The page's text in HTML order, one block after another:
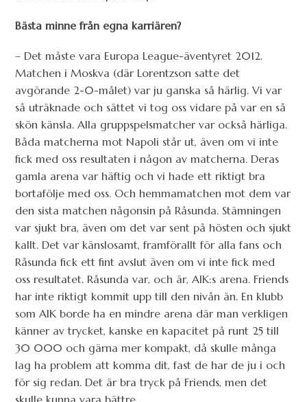
Bästa minne från egna karriären?
– Det måste vara Europa League-äventyret 2012.
Matchen i Moskva (där Lorentzson satte det
avgörande 2-0-målet) var ju ganska så härlig. Vi var
så uträknade och sättet vi tog oss vidare på var en så
skön känsla. Alla gruppspelsmatcher var också härliga.
Båda matcherna mot Napoli står ut, även om vi inte
fick med oss resultaten i någon av matcherna. Deras
gamla arena var häftig och vi hade ett riktigt bra
bortafölje med oss. Och hemmamatchen mot dem var
den sista matchen någonsin på Råsunda. Stämningen
var sjukt bra, även om det var sent på hösten och sjukt
kallt. Det var känslosamt, framförallt för alla fans och
Råsunda fick ett fint avslut även om vi inte fick med
oss resultatet. Råsunda var, och är, AIK:s arena. Friends
har inte riktigt kommit upp till den nivån än. En klubb
som AIK borde ha en mindre arena där man verkligen
känner av trycket, kanske en kapacitet på runt 25 till
30 000 och gärna mer kompakt, då skulle många
lag ha problem att komma dit, fast de har de ju i och
för sig redan. Det är bra tryck på Friends, men det
skulle kunna vara bättre.